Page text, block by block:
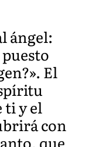
ángel:
El
ti y el
con
que